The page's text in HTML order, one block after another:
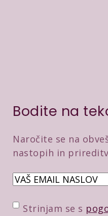
Bodite na
Naročite se na
nastopih in
E
a
P Strinjam se s